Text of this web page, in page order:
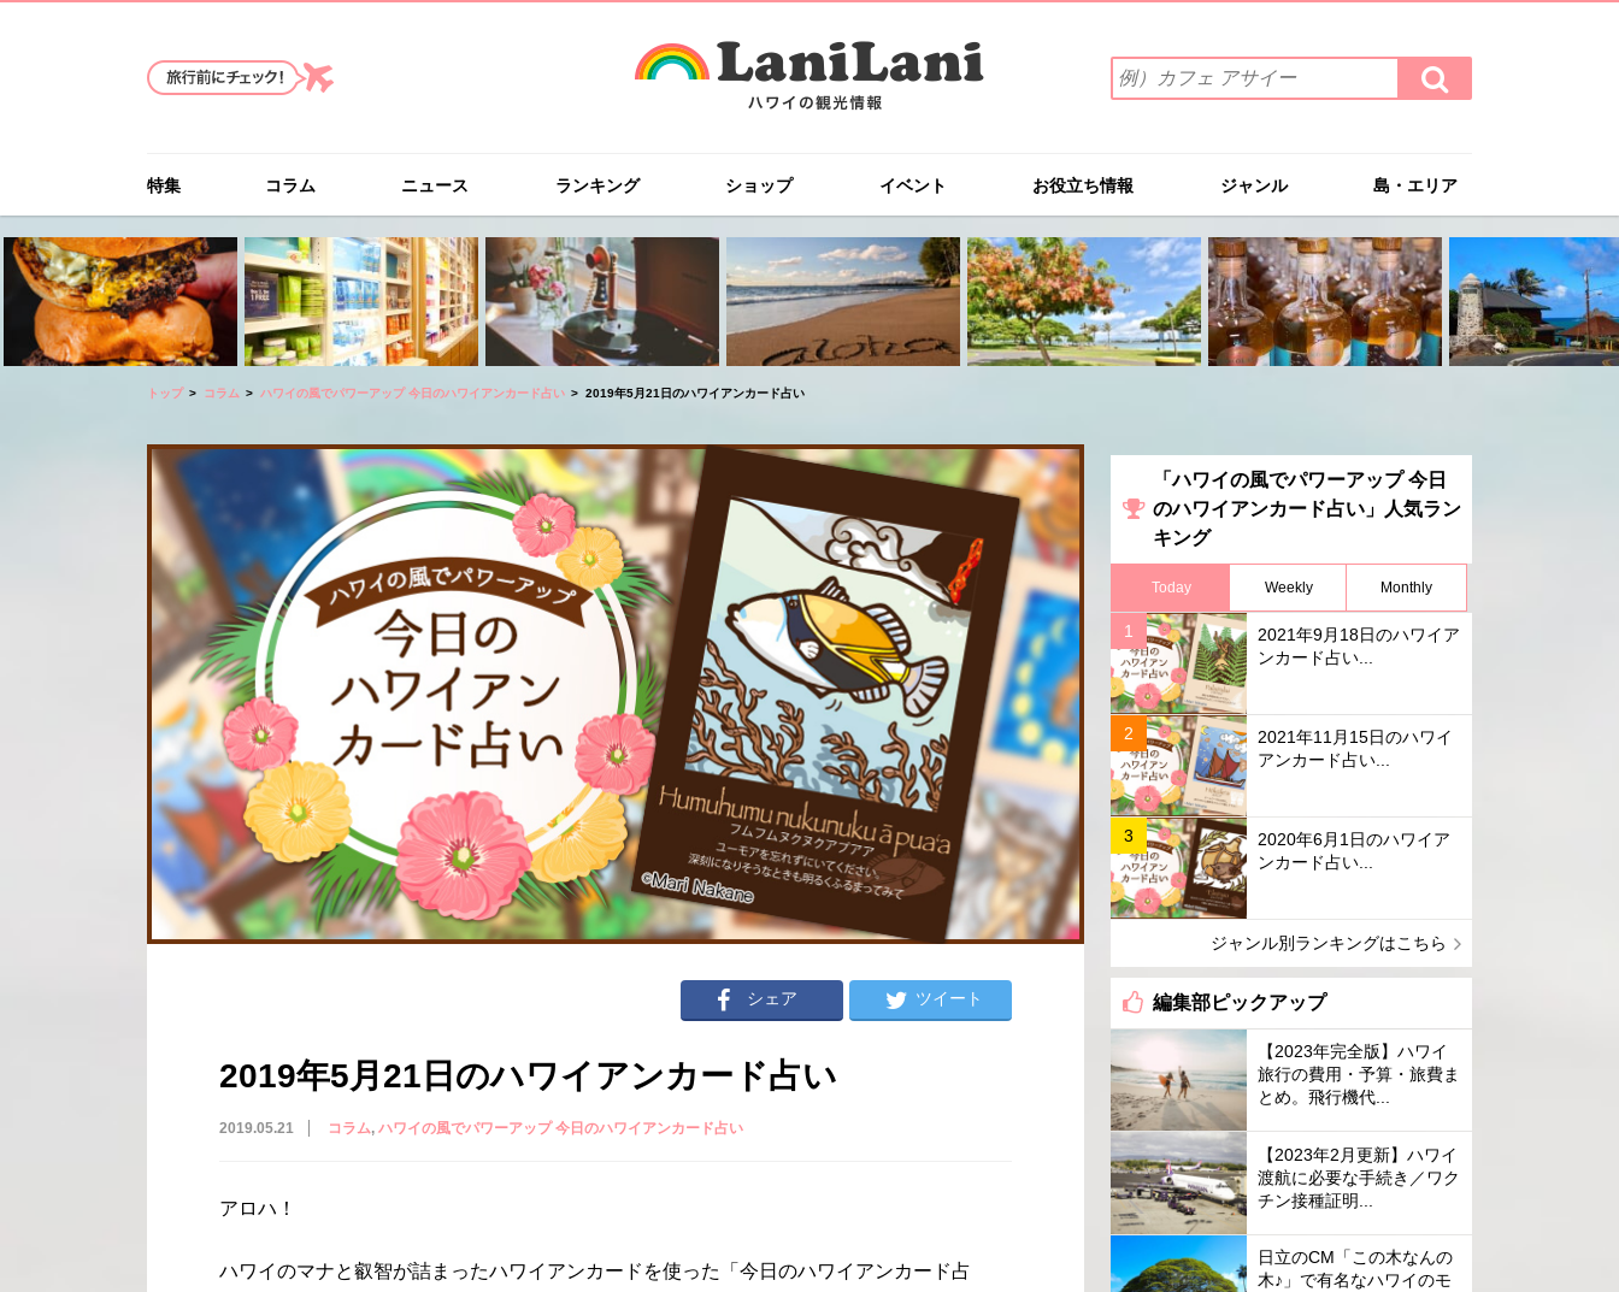
索
ワ
を
入
力
(例）
カ
フ
ェ
イ
検
索
す
特集 コラム ニュース ランキング ショップ イベント お役立ち情報 ジャンル 島・エリア
トップ コラム ハワイの風でパワーアップ 今日のハワイアンカード占い 2019年5月21日のハワイアンカード占い
シェア ツイート
2019年5月21日のハワイアンカード占い
2019.05.21 コラム ハワイの風でパワーアップ 今日のハワイアンカード占い
アロハ！
ハワイのマナと叡智が詰まったハワイアンカードを使った「今日のハワイアンカード占
「ハワイの風でパワーアップ 今日
のハワイアンカード占い」人気ラン
キング
Today Weekly Monthly
2021年9月18日のハワイア
ンカード占い...
2021年11月15日のハワイ
アンカード占い...
2020年6月1日のハワイア
ンカード占い...
ジャンル別ランキングはこちら
編集部ピックアップ
【2023年完全版】ハワイ
旅行の費用・予算・旅費ま
とめ。飛行機代...
【2023年2月更新】ハワイ
渡航に必要な手続き／ワク
チン接種証明...
日立のCM「この木なんの
木♪」で有名なハワイのモ